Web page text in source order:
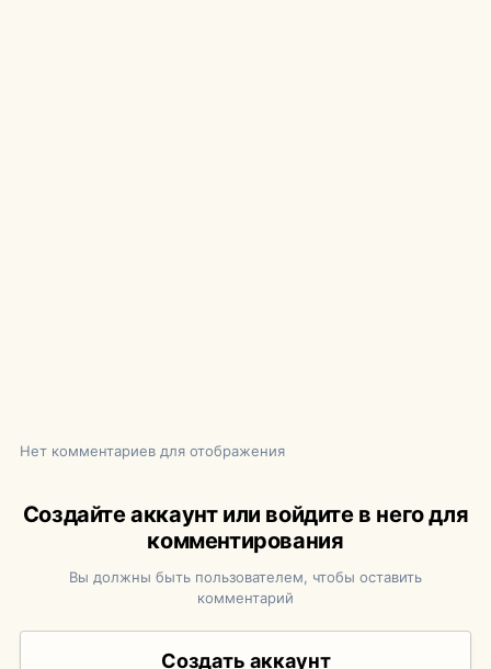
Нет комментариев для отображения
Создайте аккаунт или войдите в него для
комментирования
Вы должны быть пользователем, чтобы оставить
комментарий
Создать аккаунт